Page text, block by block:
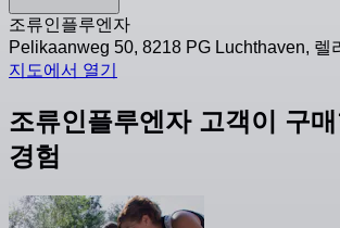
조류인플루엔자
Pelikaanweg 50, 8218 PG Luchthaven, 렐
지도에서 열기
조류인플루엔자 고객이 구
경험